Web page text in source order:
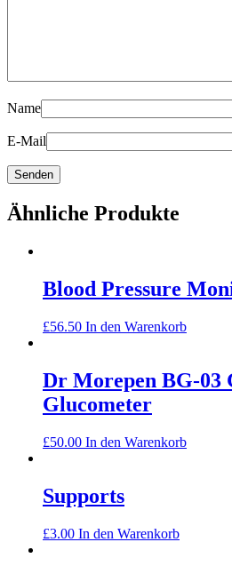
Name
E-Mail
Ähnliche Produkte
Blood Pressure
£56.50 In den Warenkorb
Dr Morepen BG-03
Glucometer
£50.00 In den Warenkorb
Supports
£3.00 In den Warenkorb